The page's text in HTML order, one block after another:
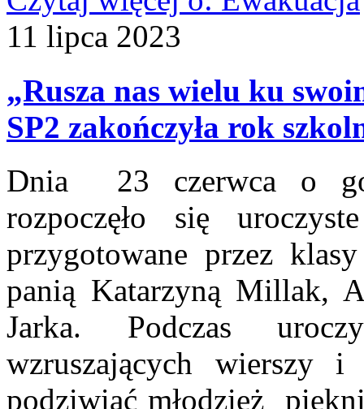
11 lipca 2023
„Rusza nas wielu ku
SP2 zakończyła rok
Dnia 23 czerwca o
rozpoczęło się
przygotowane przez
panią Katarzyną Millak,
Jarka. Podczas
wzruszających wierszy
podziwiać młodzież